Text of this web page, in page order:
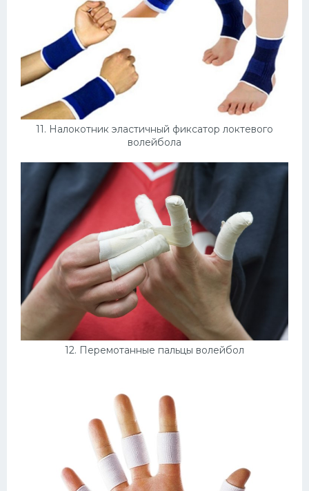
11. Налокотник эластичный фиксатор локтевого
волейбола
12. Перемотанные пальцы волейбол